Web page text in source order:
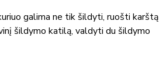
galima ne tik šildyti, ruošti karštą
šildymo katilą, valdyti du šildymo